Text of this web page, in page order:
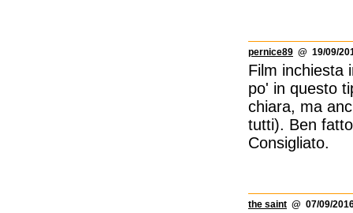
pernice89 @ 19/09/
Film inchiesta
po' in questo
chiara, ma
tutti). Ben
Consigliato.
the saint @ 07/09/